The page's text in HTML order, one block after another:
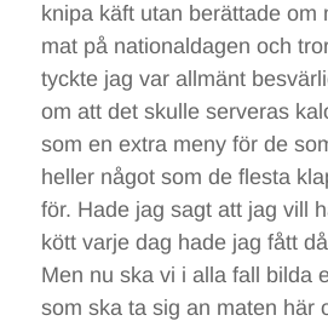
knipa käft utan berättade om
mat på nationaldagen och
tyckte jag var allmänt
om att det skulle serveras
som en extra meny för de
heller något som de flesta
för. Hade jag sagt att jag vill
kött varje dag hade jag fått
Men nu ska vi i alla fall bilda
som ska ta sig an maten här